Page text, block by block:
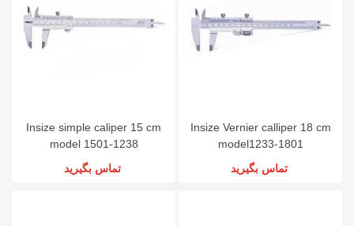
Insize simple caliper 15 cm
model 1501-1238
تماس بگیرید
Insize Vernier calliper 18 cm
model1233-1801
تماس بگیرید